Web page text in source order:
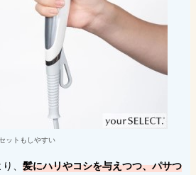
ットもしやすい
、 髪にハリやコシを与えつつ、パサつ